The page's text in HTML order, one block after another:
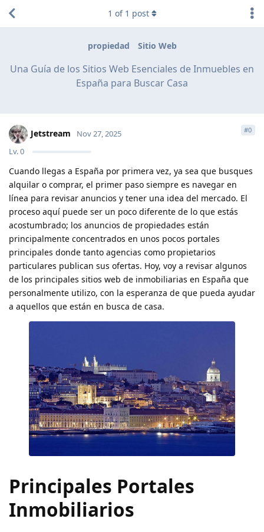
propiedad Sitio Web
Una Guía de los Sitios Web Esenciales de Inmuebles en
España para Buscar Casa
1 of 1 post
Jetstream
Lv.0
Nov 27, 2025 #0
Cuando llegas a España por primera vez, ya sea que busques
alquilar o comprar, el primer paso siempre es navegar en
línea para revisar anuncios y tener una idea del mercado. El
proceso aquí puede ser un poco diferente de lo que estás
acostumbrado; los anuncios de propiedades están
principalmente concentrados en unos pocos portales
principales donde tanto agencias como propietarios
particulares publican sus ofertas. Hoy, voy a revisar algunos
de los principales sitios web de inmobiliarias en España que
personalmente utilizo, con la esperanza de que pueda ayudar
a aquellos que están en busca de casa.
Principales Portales
Inmobiliarios